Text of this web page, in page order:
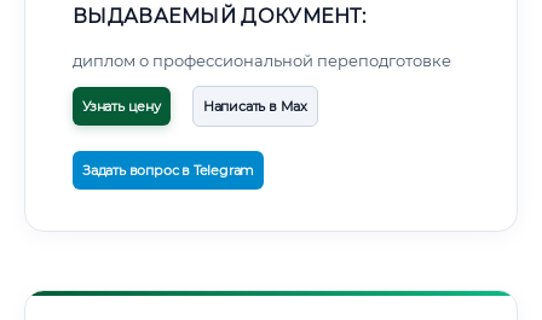
ВЫДАВАЕМЫЙ ДОКУМЕНТ:
диплом о профессиональной переподготовке
Узнать цену Написать в Max
Задать вопрос в Telegram